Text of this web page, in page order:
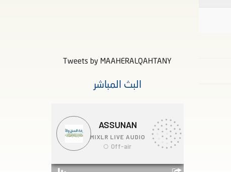
Tweets by MAAHERALQAHTANY
البث المباشر